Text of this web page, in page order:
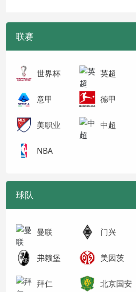
联赛
世界杯 英超
意甲 德甲
美职业 中超
NBA
球队
曼联 门兴
弗赖堡 美因茨
拜仁 北京国安